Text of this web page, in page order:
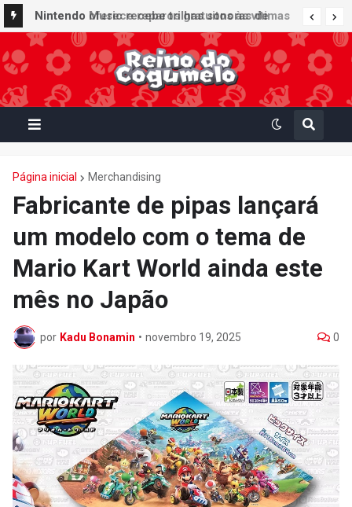
Nintendo oferece reparos gratuitos às vítimas
do terremoto de Kumamoto e doa 50 milhões
de ienes à Cruz Vermelha
Nintendo Music recebe trilhas sonoras de
Virtual Boy Wario Land, Mario Clash e Mario's
Tennis em adição histórica ao catálogo
Página inicial Merchandising
Fabricante de pipas lançará
um modelo com o tema de
Mario Kart World ainda este
mês no Japão
por Kadu Bonamin • novembro 19, 2025 0